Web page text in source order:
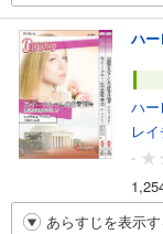
ハ
ハ
レ
-
あらすじを表示